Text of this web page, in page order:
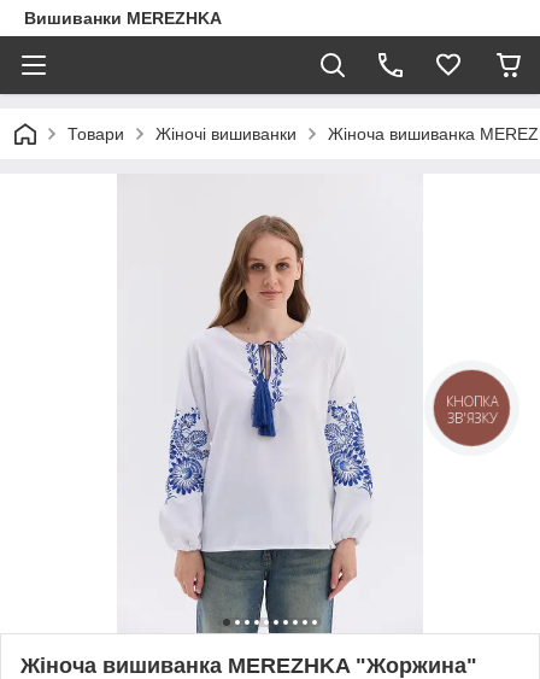
Вишиванки MEREZHKA
Товари Жіночі вишиванки Жіноча вишиванка
Жіноча вишиванка MEREZHKA "Жоржина"
КНОПКА
ЗВ'ЯЗКУ